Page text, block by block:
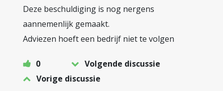
Deze beschuldiging is nog nergens
aannemenlijk gemaakt.
Adviezen hoeft een bedrijf niet te volgen
0
Volgende discussie
Vorige discussie